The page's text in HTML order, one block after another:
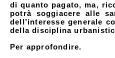
di quanto pagato, ma,
potrà soggiacere alle
dell’interesse generale
della disciplina
Per approfondire.